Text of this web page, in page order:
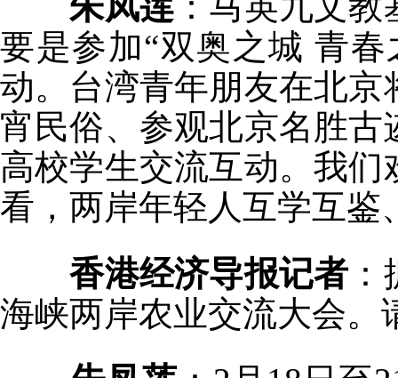
要是参加“双奥之城 青
动。台湾青年朋友在北
宵民俗、参观北京名胜
高校学生交流互动。我
看，两岸年轻人互学互鉴
香港经济导报记者
海峡两岸农业交流大会。